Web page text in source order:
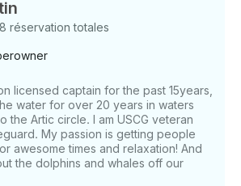
réservation totales
licensed captain for the past 15years,
water for over 20 years in waters
the Artic circle. I am USCG veteran
My passion is getting people
awesome times and relaxation! And
the dolphins and whales off our